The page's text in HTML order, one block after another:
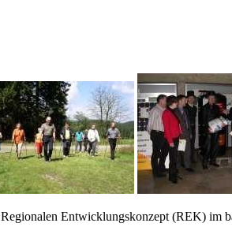
Entwicklungskonzept (REK) im